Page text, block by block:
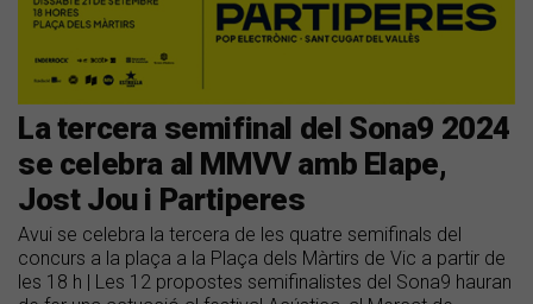
La tercera semifinal del Sona9 2024
se celebra al MMVV amb Elape,
Jost Jou i Partiperes
Avui se celebra la tercera de les quatre semifinals del
concurs a la plaça a la Plaça dels Màrtirs de Vic a partir de
les 18 h | Les 12 propostes semifinalistes del Sona9 hauran